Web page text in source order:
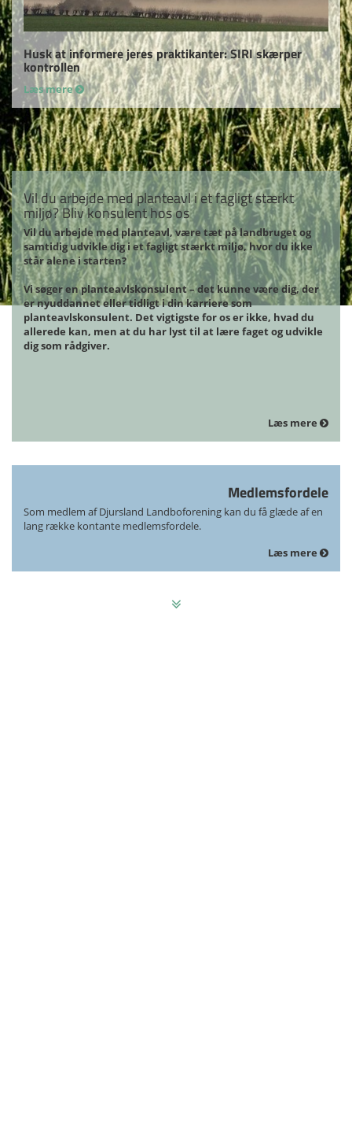
Husk at informere jeres praktikanter: SIRI skærper
kontrollen
Læs mere
Vil du arbejde med planteavl i et fagligt stærkt
miljø? Bliv konsulent hos os
Vil du arbejde med planteavl, være tæt på landbruget og
samtidig udvikle dig i et fagligt stærkt miljø, hvor du ikke
står alene i starten?
Vi søger en planteavlskonsulent – det kunne være dig, der
er nyuddannet eller tidligt i din karriere som
planteavlskonsulent. Det vigtigste for os er ikke, hvad du
allerede kan, men at du har lyst til at lære faget og udvikle
dig som rådgiver.
Læs mere
Medlemsfordele
Som medlem af Djursland Landboforening kan du få glæde af en
lang række kontante medlemsfordele.
Læs mere